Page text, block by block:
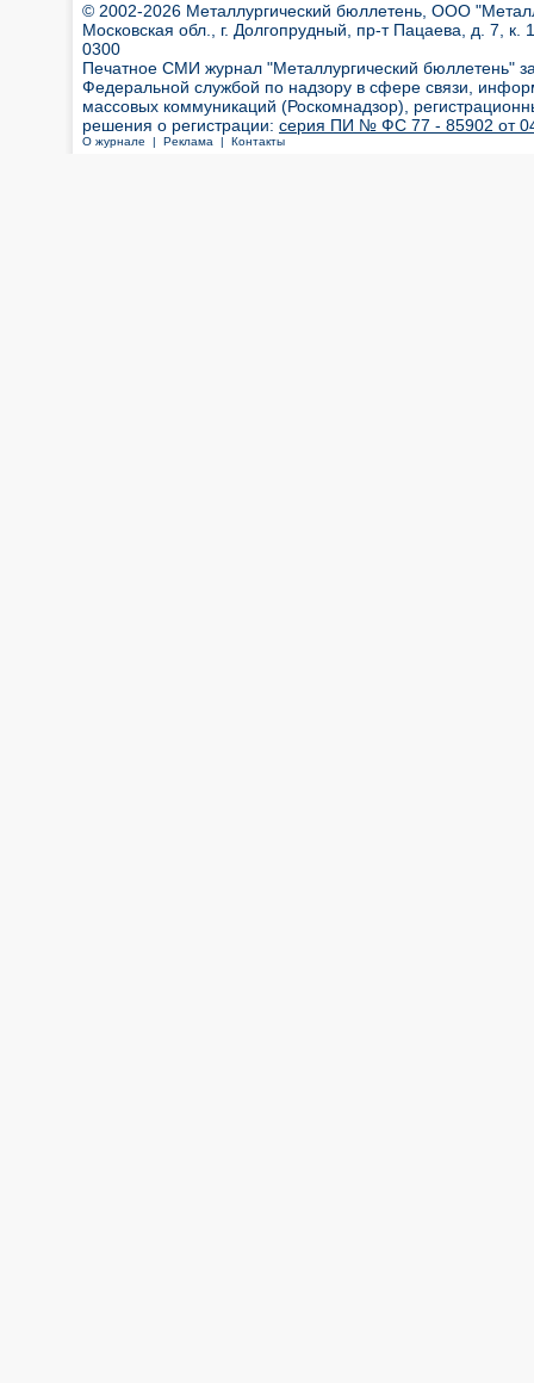
© 2002-2026 Металлургический бюллетень, ООО
Московская обл., г. Долгопрудный, пр-т Пацаева, д. 7,
0300
Печатное СМИ журнал "Металлургический бюллетень"
Федеральной службой по надзору в сфере связи,
массовых коммуникаций (Роскомнадзор),
решения о регистрации: серия ПИ № ФС 77 - 85902 от 04
О журнале | Реклама | Контакты